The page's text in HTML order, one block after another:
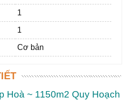
1
1
Cơ bản
Hoà ~ 1150m2 Quy Hoạch